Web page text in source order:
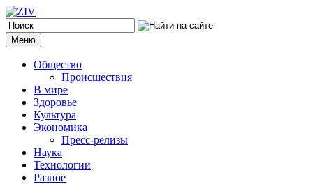
Меню
Общество
Происшествия
В мире
Здоровье
Культура
Экономика
Пресс-релизы
Наука
Технологии
Разное